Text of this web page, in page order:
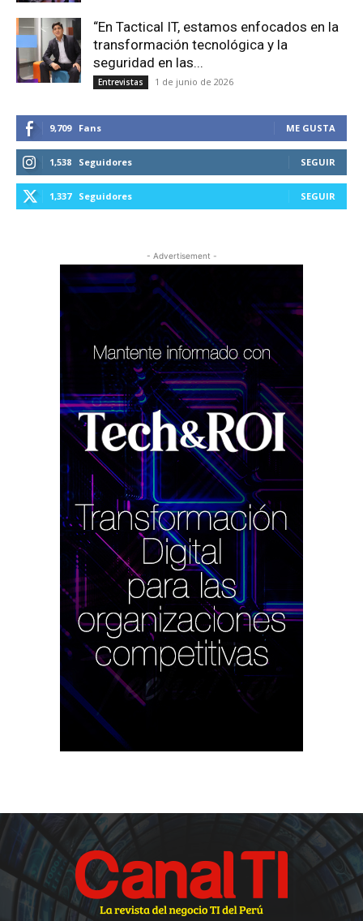
“En Tactical IT, estamos enfocados en la
transformación tecnológica y la
seguridad en las...
Entrevistas 1 de junio de 2026
9,709 Fans ME GUSTA
1,538 Seguidores SEGUIR
1,337 Seguidores SEGUIR
- Advertisement -